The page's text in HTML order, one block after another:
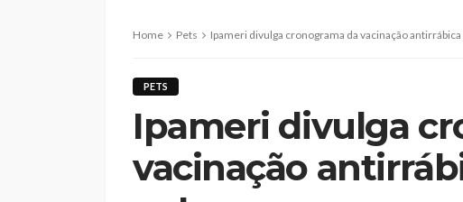
Home Pets Ipameri divulga cronograma da vacinação antirrábica
PETS
Ipameri divulga
vacinação